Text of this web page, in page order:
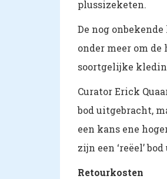
plussizeketen.
De nog
onder meer om
soortgelijke
Curator Erick
bod uitgebracht,
een kans ene
zijn een ‘reëel’
Retourkosten